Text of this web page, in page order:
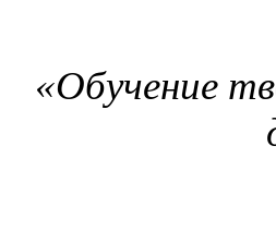
«Обучение